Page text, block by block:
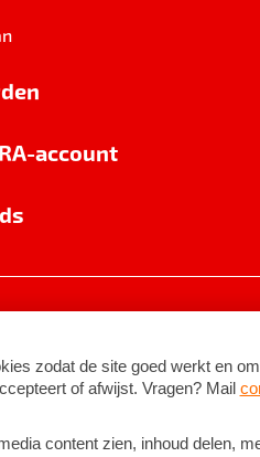
account
2026BNNVARA